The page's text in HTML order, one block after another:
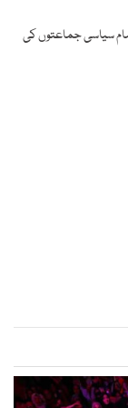
سیاسی جماعتوں کی